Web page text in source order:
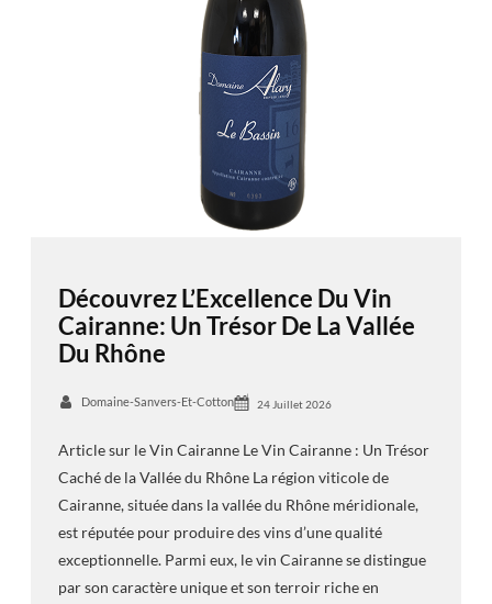
Découvrez L’Excellence Du Vin
Cairanne: Un Trésor De La Vallée
Du Rhône
Domaine-Sanvers-Et-Cotton 24 Juillet 2026
Article sur le Vin Cairanne Le Vin Cairanne : Un Trésor
Caché de la Vallée du Rhône La région viticole de
Cairanne, située dans la vallée du Rhône méridionale,
est réputée pour produire des vins d’une qualité
exceptionnelle. Parmi eux, le vin Cairanne se distingue
par son caractère unique et son terroir riche en